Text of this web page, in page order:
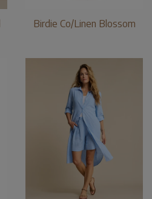
Birdie Co/Linen Blossom